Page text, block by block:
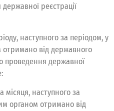
реєстрації
наступного за періодом, у
від державного
проведення державної
місяця, наступного за
органом отримано від